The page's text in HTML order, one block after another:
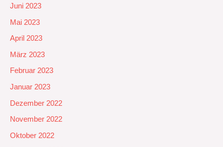
Juni 2023
Mai 2023
April 2023
März 2023
Februar 2023
Januar 2023
Dezember 2022
November 2022
Oktober 2022